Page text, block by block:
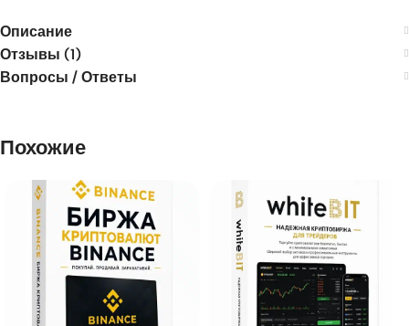
Описание
Отзывы (1)
Вопросы / Ответы
Похожие